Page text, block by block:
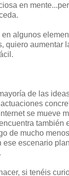
en
algunos
quiero aumentar
de las
se mueve
también
de mucho
ese escenario
si tenéis